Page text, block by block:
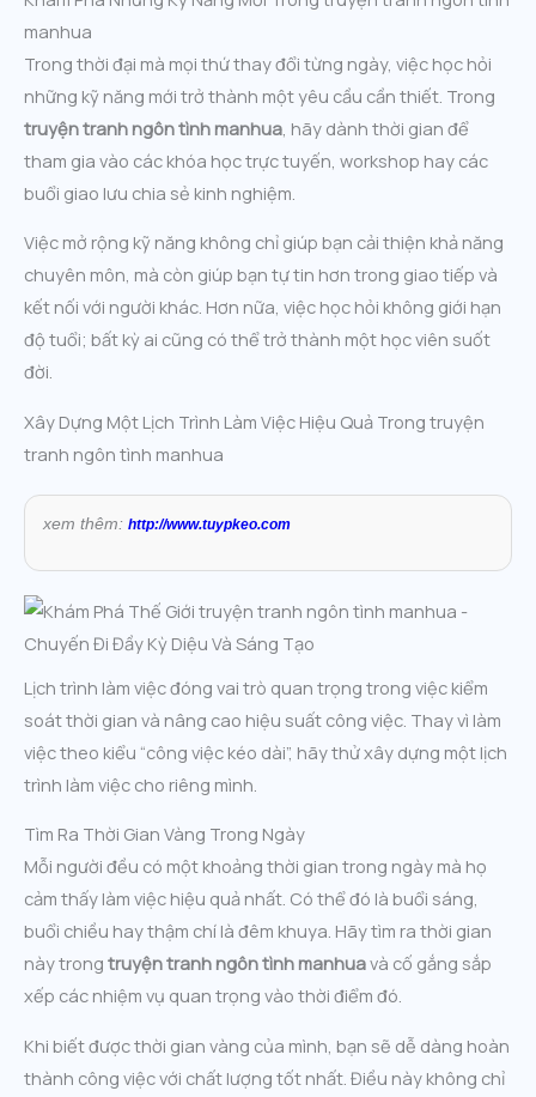
manhua
Trong thời đại mà mọi thứ thay đổi từng ngày, việc học hỏi
những kỹ năng mới trở thành một yêu cầu cần thiết. Trong
truyện tranh ngôn tình manhua , hãy dành thời gian để
tham gia vào các khóa học trực tuyến, workshop hay các
buổi giao lưu chia sẻ kinh nghiệm.
Việc mở rộng kỹ năng không chỉ giúp bạn cải thiện khả năng
chuyên môn, mà còn giúp bạn tự tin hơn trong giao tiếp và
kết nối với người khác. Hơn nữa, việc học hỏi không giới hạn
độ tuổi; bất kỳ ai cũng có thể trở thành một học viên suốt
đời.
Xây Dựng Một Lịch Trình Làm Việc Hiệu Quả Trong truyện
tranh ngôn tình manhua
xem thêm: http://www.tuypkeo.com
Lịch trình làm việc đóng vai trò quan trọng trong việc kiểm
soát thời gian và nâng cao hiệu suất công việc. Thay vì làm
việc theo kiểu “công việc kéo dài”, hãy thử xây dựng một lịch
trình làm việc cho riêng mình.
Tìm Ra Thời Gian Vàng Trong Ngày
Mỗi người đều có một khoảng thời gian trong ngày mà họ
cảm thấy làm việc hiệu quả nhất. Có thể đó là buổi sáng,
buổi chiều hay thậm chí là đêm khuya. Hãy tìm ra thời gian
này trong truyện tranh ngôn tình manhuavà cố gắng sắp
xếp các nhiệm vụ quan trọng vào thời điểm đó.
Khi biết được thời gian vàng của mình, bạn sẽ dễ dàng hoàn
thành công việc với chất lượng tốt nhất. Điều này không chỉ